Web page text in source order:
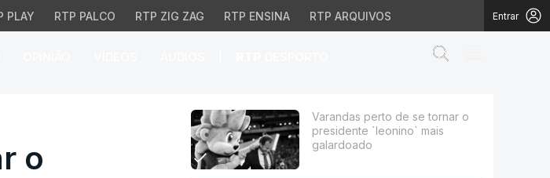
PLAY RTP PALCO RTP ZIG ZAG RTP ENSINA RTP ARQUIVOS Entrar
presidente `leonino` mais
o
Varandas perto de se tornar o
presidente `leonino` mais
galardoado